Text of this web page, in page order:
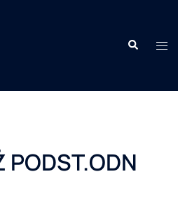
narzędzi
PODST.ODN